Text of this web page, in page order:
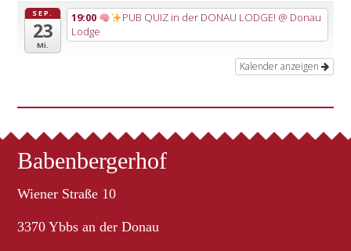
SEP.
23
Mi.
19:00 PUB QUIZ in der DONAU LODGE! @ Donau
Lodge
Kalender anzeigen
Babenbergerhof
Wiener Straße 10
3370 Ybbs an der Donau